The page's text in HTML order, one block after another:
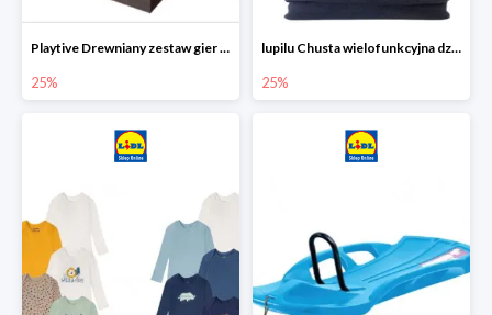
Playtive Drewniany zestaw gier 10 w 1
25%
lupilu Chusta wielofunkcyjna dziecięca
25%